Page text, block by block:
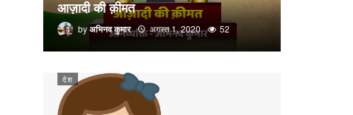
आज़ादी की क़ीमत
byअभिनव कुमार अगस्त 1, 2020 52
देश